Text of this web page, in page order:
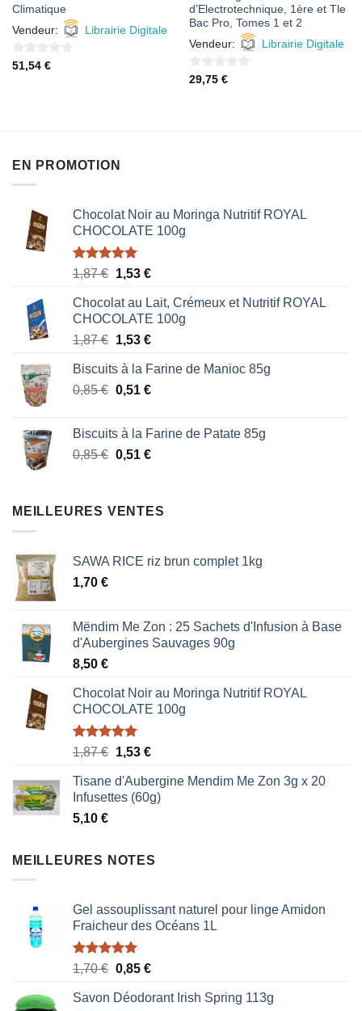
Climatique
Vendeur:
Librairie Digitale
0
51,54 €
d’Electrotechnique, 1ère et Tle
Bac Pro, Tomes 1 et 2
Vendeur:
Librairie Digitale
0
29,75 €
EN PROMOTION
Chocolat Noir au Moringa Nutritif ROYAL
CHOCOLATE 100g
Note5.00
1,87€ Le
initial
était :
1,87 €.
1,53 €Le
actuel
est :
1,53 €.
Chocolat au Lait, Crémeux et Nutritif ROYAL
CHOCOLATE 100g
1,87€ Le
initial
était :
1,53 €Le
actuel
est :
Biscuits à la Farine de Manioc 85g
0,85€ Le
était :
0,85 €.
0,51 €Le
est :
0,51 €.
Biscuits à la Farine de Patate 85g
0,85€ Le
était :
0,51 €Le
est :
MEILLEURES VENTES
SAWA RICE riz brun complet 1kg
1,70 €
Mëndim Me Zon : 25 Sachets d'Infusion à Base
d'Aubergines Sauvages 90g
8,50 €
Chocolat Noir au Moringa Nutritif ROYAL
CHOCOLATE 100g
Note5.00
1,87€ Le
initial
était :
1,53 €Le
actuel
est :
Tisane d'Aubergine Mendim Me Zon 3g x 20
Infusettes (60g)
5,10 €
MEILLEURES NOTES
Gel assouplissant naturel pour linge Amidon
Fraicheur des Océans 1L
Note5.00
1,70€ Le
initial
0,85 €Le
actuel
Savon Déodorant Irish Spring 113g